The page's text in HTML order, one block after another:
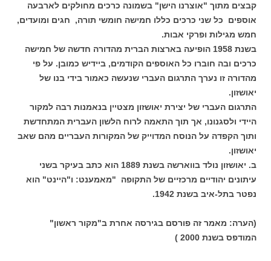
קבצים מתוך "אוצרנו הישן" בשמונה כרכים מחולקים לארבעה
אוספים כל שני כרכים כללו חמישה חומשי תורה, חגים ומועדים,
חמש מגילות ופרקי אבות.
בשנת 1958 הופיעה בארצות הברית מהדורה חדשה של חמישה
כרכים ובה חוברו כל האוספים הקודמים, ביידיש כמובן. על פי
מהדורה זו נערך התרגום העברי שנעשה כאמור בידי בנו של
יאושזון.
התרגום העברי של יצירת יאושזון מצטיין בנאמנות רבה למקור
היידי ולסגנונו, אך תוך התאמה לרוח הלשון העברית המתחדשת
ותוך הקפדה על הנוסח המדוייק של המקורות העבריים מהם שאב
יאושזון.
ב. יאושזון נולד בווארשה בשנת 1889 הוא כתב בעיקר בשני
עיתונים יהודיים מרכזיים של התקופה "מאמענט: ו"היינט" הוא
נפטר בתל-איב בשנת 1942.
(הערה: מאמר זה פורסם בגירסה אחרת ב"מקור ראשון"
המודפס בשנת 2000 )